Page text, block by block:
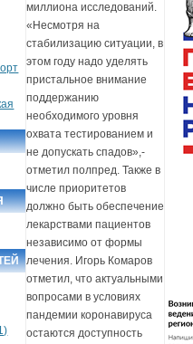
миллиона исследований.
«Несмотря на
стабилизацию ситуации, в
этом году надо уделять
пристальное внимание
поддержанию
необходимого уровня
охвата тестированием и
не допускать спадов»,-
отметил полпред. Также в
числе приоритетов
должно быть обеспечение
лекарствами пациентов
независимо от формы
лечения. Игорь Комаров
отметил, что актуальными
вопросами в условиях
пандемии коронавируса
остаются доступность